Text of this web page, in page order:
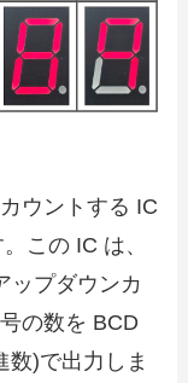
ウントする IC
この IC は、
ップダウンカ
の数を BCD
数)で出力しま